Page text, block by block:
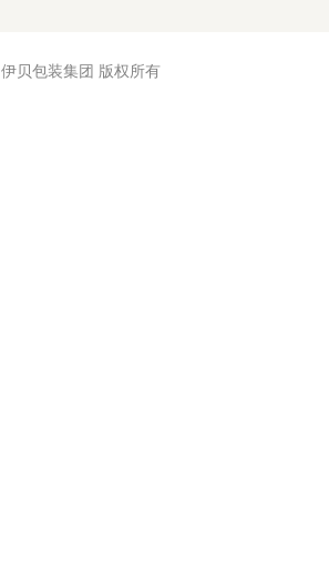
伊贝包装集团 版权所有